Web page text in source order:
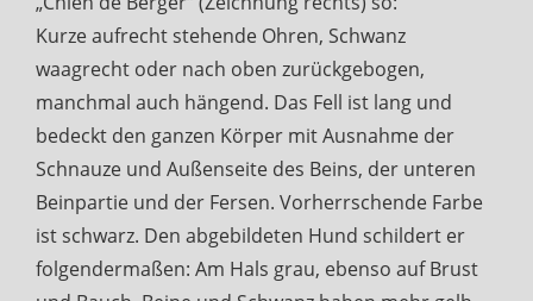
Kurze aufrecht stehende Ohren, Schwanz
waagrecht oder nach oben zurückgebogen,
manchmal auch hängend. Das Fell ist lang und
bedeckt den ganzen Körper mit Ausnahme der
Schnauze und Außenseite des Beins, der unteren
Beinpartie und der Fersen. Vorherrschende Farbe
ist schwarz. Den abgebildeten Hund schildert er
folgendermaßen: Am Hals grau, ebenso auf Brust